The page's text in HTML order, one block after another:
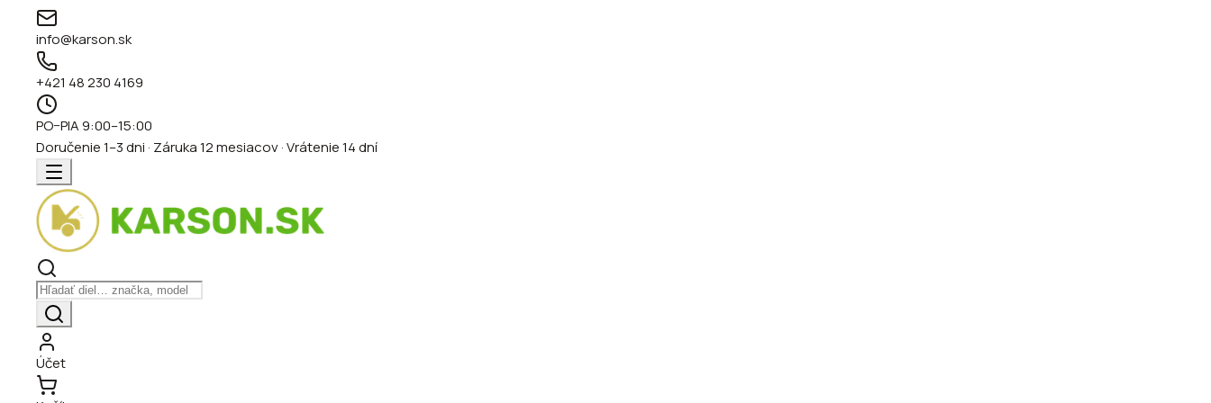
info@karson.sk
+421 48 230 4169
PO–PIA 9:00–15:00
Doručenie 1–3 dni · Záruka 12 mesiacov · Vrátenie 14 dní
Účet